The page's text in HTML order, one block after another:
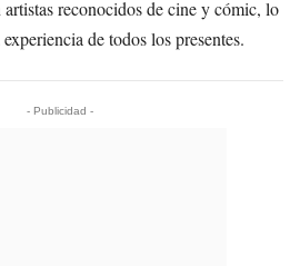
reconocidos de cine y cómic, lo
de todos los presentes.
- Publicidad -